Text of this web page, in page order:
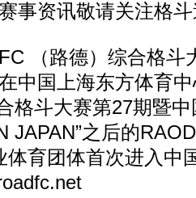
资讯敬请关注格斗
（路德）综合格斗
中国上海东方体育
格斗大赛第27期暨中
JAPAN”之后的
体育团体首次进入中